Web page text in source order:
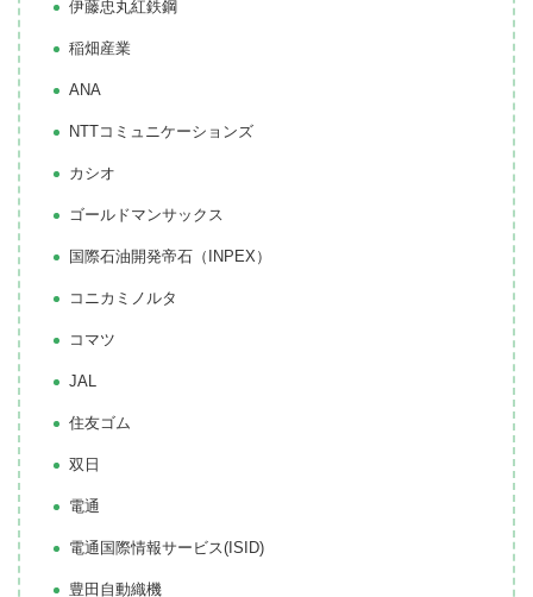
伊藤忠丸紅鉄鋼
稲畑産業
ANA
NTTコミュニケーションズ
カシオ
ゴールドマンサックス
国際石油開発帝石（INPEX）
コニカミノルタ
コマツ
JAL
住友ゴム
双日
電通
電通国際情報サービス(ISID)
豊田自動織機